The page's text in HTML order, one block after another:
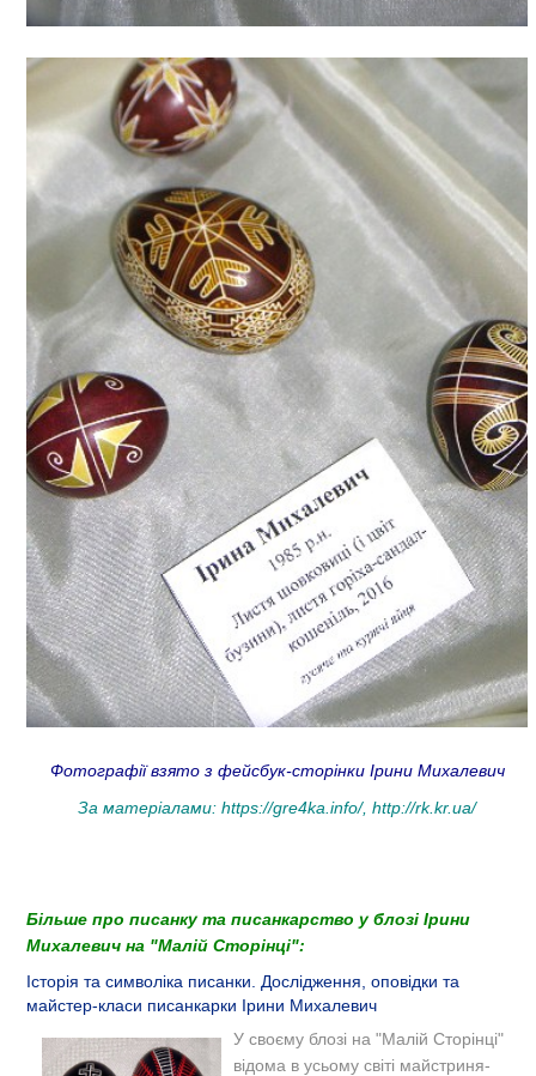
Фотографії взято з фейсбук-сторінки Ірини Михалевич
За матеріалами: https://gre4ka.info/, http://rk.kr.ua/
Більше про писанку та писанкарство у блозі Ірини
Михалевич на "Малій Сторінці":
Історія та символіка писанки. Дослідження, оповідки та
майстер-класи писанкарки Ірини Михалевич
У своєму блозі на "Малій Сторінці"
відома в усьому світі майстриня-